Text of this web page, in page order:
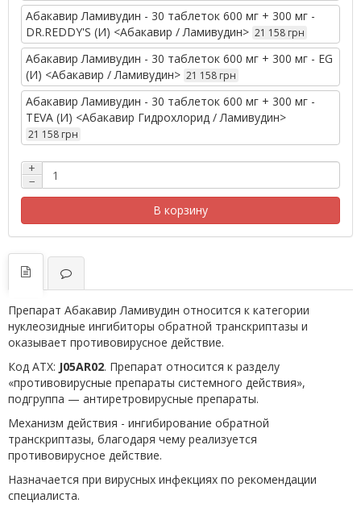
Абакавир Ламивудин - 30 таблеток 600 мг + 300 мг -
DR.REDDY'S (И) <Абакавир / Ламивудин> 21 158 грн
Абакавир Ламивудин - 30 таблеток 600 мг + 300 мг - EG
(И) <Абакавир / Ламивудин> 21 158 грн
Абакавир Ламивудин - 30 таблеток 600 мг + 300 мг -
TEVA (И) <Абакавир Гидрохлорид / Ламивудин>
21 158 грн
+
−
В корзину
Препарат Абакавир Ламивудин относится к категории
нуклеозидные ингибиторы обратной транскриптазы и
оказывает противовирусное действие.
Код АТХ: J05AR02. Препарат относится к разделу
«противовирусные препараты системного действия»,
подгруппа — антиретровирусные препараты.
Механизм действия - ингибирование обратной
транскриптазы, благодаря чему реализуется
противовирусное действие.
Назначается при вирусных инфекциях по рекомендации
специалиста.